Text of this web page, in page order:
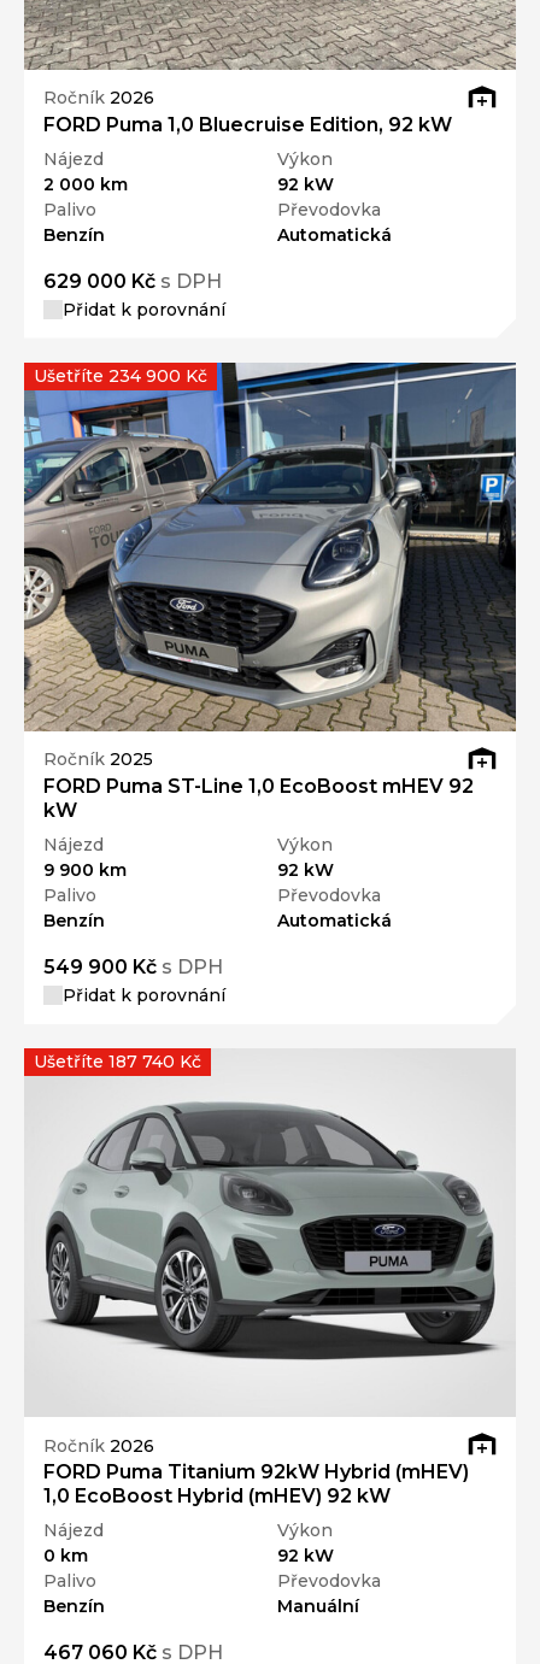
Ročník 2026
FORD Puma 1,0 Bluecruise Edition, 92 kW
Nájezd
2 000 km
Výkon
92 kW
Palivo
Benzín
Převodovka
Automatická
629 000 Kč s DPH
Přidat k porovnání
Ročník 2025
FORD Puma ST-Line 1,0 EcoBoost mHEV 92
kW
Nájezd
9 900 km
Výkon
92 kW
Palivo
Benzín
Převodovka
Automatická
549 900 Kč s DPH
Přidat k porovnání
Ušetříte 234 900 Kč
Ročník 2026
FORD Puma Titanium 92kW Hybrid (mHEV)
1,0 EcoBoost Hybrid (mHEV) 92 kW
Nájezd
0 km
Výkon
92 kW
Palivo
Benzín
Převodovka
Manuální
467 060 Kč s DPH
Ušetříte 187 740 Kč